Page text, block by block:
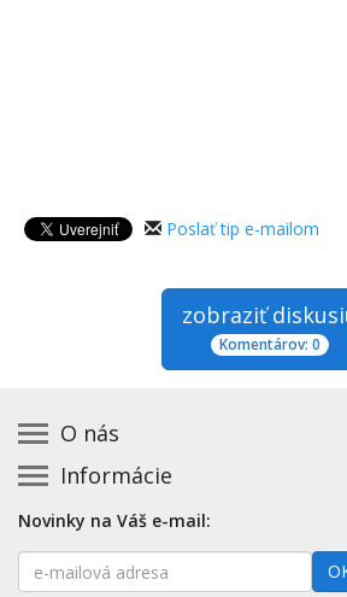
Poslať tip e-mailom
zobraziť
Komentárov: 0
O nás
Kontakt na prevádzkovateľa
Zásady používania cookies
Prehlásenie o prístupnosti
Informácie
Základná registrácia otváracích
Platené služby
Novinky na Váš e-mail:
E-
mailová